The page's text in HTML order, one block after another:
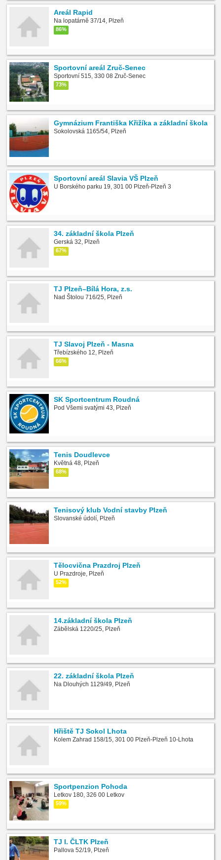
Areál Rapid
Na lopatárně 37/14, Plzeň
86%
Sportovní areál Zruč-Senec
Sportovní 515, 330 08 Zruč-Senec
73%
Gymnázium Františka Křižíka a základní škola
Sokolovská 1165/54, Plzeň
Sportovní areál Slavia VŠ Plzeň
U Borského parku 19, 301 00 Plzeň-Plzeň 3
34. základní škola Plzeň
Gerská 32, Plzeň
67%
TJ Plzeň–Bílá Hora, z.s.
Nad Štolou 716/25, Plzeň
TJ Slavoj Plzeň - Masna
Třebízského 12, Plzeň
66%
SK Sportcentrum Roudná
Pod Všemi svatými 43, Plzeň
Tenis Doudlevce
Květná 48, Plzeň
68%
Tenisový klub Vodní stavby Plzeň
Slovanské údolí, Plzeň
Tělocvična Prazdroj Plzeň
U Prazdroje, Plzeň
52%
14.základní škola Plzeň
Zábělská 1220/25, Plzeň
22. základní škola Plzeň
Na Dlouhých 1129/49, Plzeň
Hřiště TJ Sokol Lhota
Kolem Zahrad 158/15, 301 00 Plzeň-Plzeň 10-Lhota
Sportpenzion Pohoda
Letkov 180, 326 00 Letkov
59%
TJ I. ČLTK Plzeň
Pallova 52/19, Plzeň